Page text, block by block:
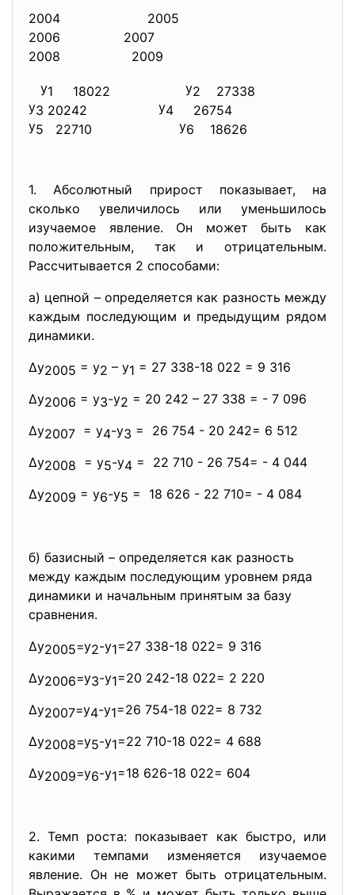
2004 2005
2006 2007
2008 2009
у1 18022 у2 27338
у3 20242 у4 26754
у5 22710 у6 18626
1. Абсолютный прирост показывает, на
сколько увеличилось или уменьшилось
изучаемое явление. Он может быть как
положительным, так и отрицательным.
Рассчитывается 2 способами:
а) цепной – определяется как разность между
каждым последующим и предыдущим рядом
динамики.
∆у2005 = у2 – у1 = 27 338-18 022 = 9 316
∆у2006 = у3-у2 = 20 242 – 27 338 = - 7 096
∆у2007 = у4-у3 = 26 754 - 20 242= 6 512
∆у2008 = у5-у4 = 22 710 - 26 754= - 4 044
∆у2009 = у6-у5 = 18 626 - 22 710= - 4 084
б) базисный – определяется как разность
между каждым последующим уровнем ряда
динамики и начальным принятым за базу
сравнения.
∆у2005=у2-у1=27 338-18 022= 9 316
∆у2006=у3-у1=20 242-18 022= 2 220
∆у2007=у4-у1=26 754-18 022= 8 732
∆у2008=у5-у1=22 710-18 022= 4 688
∆у2009=у6-у1=18 626-18 022= 604
2. Темп роста: показывает как быстро, или
какими темпами изменяется изучаемое
явление. Он не может быть отрицательным.